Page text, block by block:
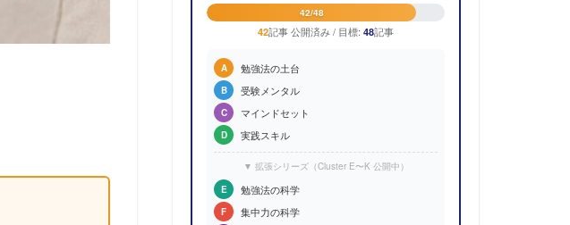
42/48
42記事 公開済み / 目標: 48記事
A 勉強法の土台
B 受験メンタル
C マインドセット
D 実践スキル
▼ 拡張シリーズ（Cluster E〜K 公開中）
E
勉強法の科学
F 集中力の科学